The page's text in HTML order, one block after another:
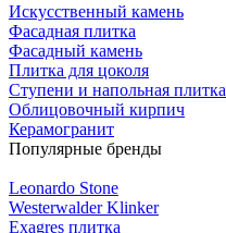
Искусственный камень
Фасадная плитка
Фасадный камень
Плитка для цоколя
Ступени и напольная плитка
Облицовочный кирпич
Керамогранит
Популярные бренды
Leonardo Stone
Westerwalder Klinker
Exagres плитка